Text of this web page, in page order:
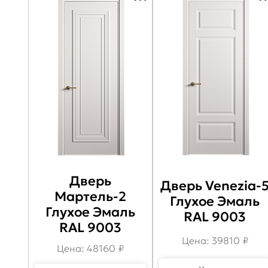
Дверь
Мартель-2
Глухое Эмаль
RAL 9003
Цена: 48160 ₽
Дверь Venezia-
Глухое Эмаль
RAL 9003
Цена: 39810 ₽